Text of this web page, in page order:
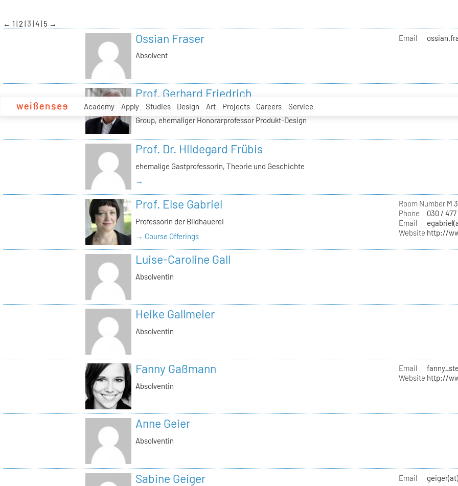
Academy Apply Studies Design Art Projects Careers Service
← 1 2 3 4 5 →
Ossian Fraser
Absolvent
Email
Prof. Gerhard Friedrich
Leiter des Produktlinienmanagements Design der BMW
Group, ehemaliger Honorarprofessor Produkt-Design
Prof. Dr. Hildegard Frübis
ehemalige Gastprofessorin, Theorie und Geschichte
→
Prof. Else Gabriel
Professorin der Bildhauerei
→ Course Offerings
Room NumberM
Phone
030 /
Email
Website http://
Luise-Caroline Gall
Absolventin
Heike Gallmeier
Absolventin
Fanny Gaßmann
Absolventin
Email
Website http://
Anne Geier
Absolventin
Sabine Geiger Email